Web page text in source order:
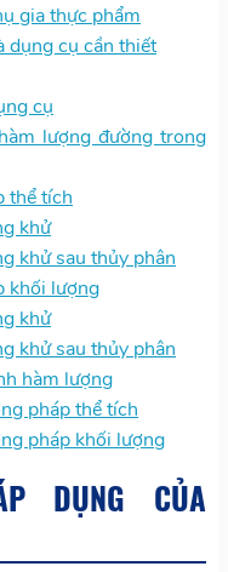
gia thực phẩm
dụng cụ cần thiết
cụ
lượng đường trong
thể tích
khử
khử sau thủy phân
khối lượng
khử
khử sau thủy phân
hàm lượng
pháp thể tích
pháp khối lượng
DỤNG CỦA